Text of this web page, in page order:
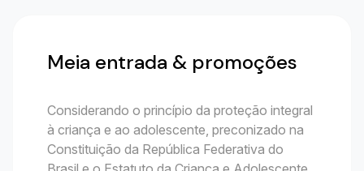
Meia entrada & promoções
Considerando o princípio da proteção integral
à criança e ao adolescente, preconizado na
Constituição da República Federativa do